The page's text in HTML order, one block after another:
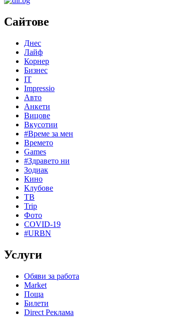
Сайтове
Днес
Лайф
Корнер
Бизнес
IT
Impressio
Авто
Анкети
Вицове
Вкусотии
#Време за мен
Времето
Games
#Здравето ни
Зодиак
Кино
Клубове
ТВ
Trip
Фото
COVID-19
#URBN
Услуги
Обяви за работа
Market
Поща
Билети
Direct Реклама